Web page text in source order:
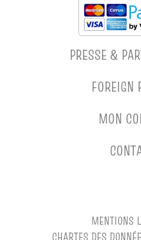
PRESSE &
FOREIGN
MON
MENTIONS
CHARTES DES